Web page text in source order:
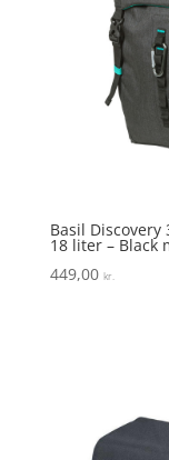
Basil Discovery
18 liter – Black
449,00 kr.